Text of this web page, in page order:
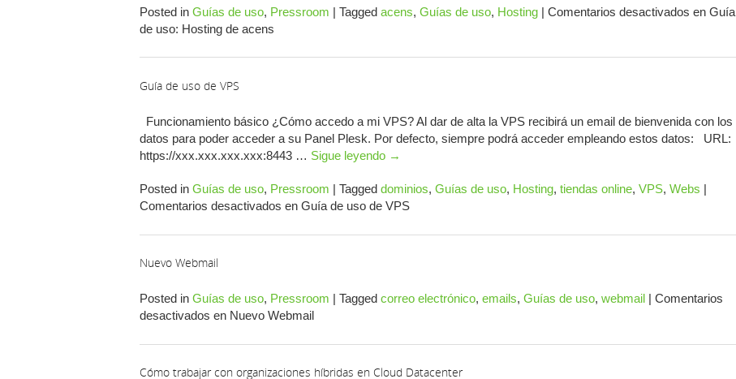
Posted in Guías de uso, Pressroom | Tagged acens, Guías de uso, Hosting | Comentarios desactivados en Guía
de uso: Hosting de acens
Guía de uso de VPS
Funcionamiento básico ¿Cómo accedo a mi VPS? Al dar de alta la VPS recibirá un email de bienvenida con los
datos para poder acceder a su Panel Plesk. Por defecto, siempre podrá acceder empleando estos datos: URL:
https://xxx.xxx.xxx.xxx:8443 … Sigue leyendo →
Posted in Guías de uso, Pressroom | Tagged dominios, Guías de uso, Hosting, tiendas online, VPS, Webs |
Comentarios desactivados en Guía de uso de VPS
Nuevo Webmail
Posted in Guías de uso, Pressroom | Tagged correo electrónico, emails, Guías de uso, webmail | Comentarios
desactivados en Nuevo Webmail
Cómo trabajar con organizaciones híbridas en Cloud Datacenter